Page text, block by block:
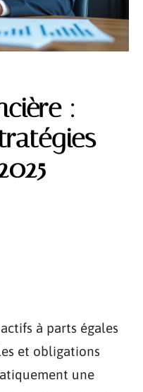
:
à parts égales
et obligations
une